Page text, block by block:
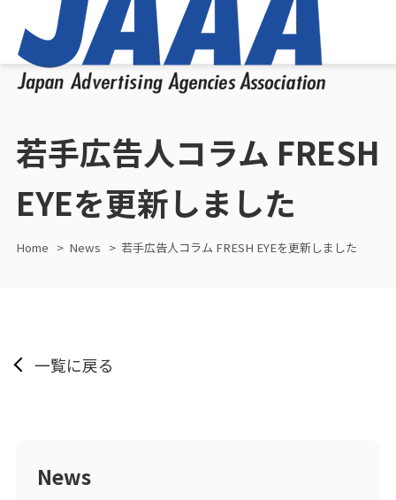
若手広告人コラム FRESH
EYEを更新しました
Home News 若手広告人コラム FRESH EYEを更新しました
一覧に戻る
News